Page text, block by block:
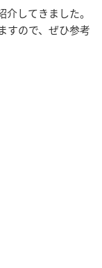
してきました。
すので、ぜひ参考